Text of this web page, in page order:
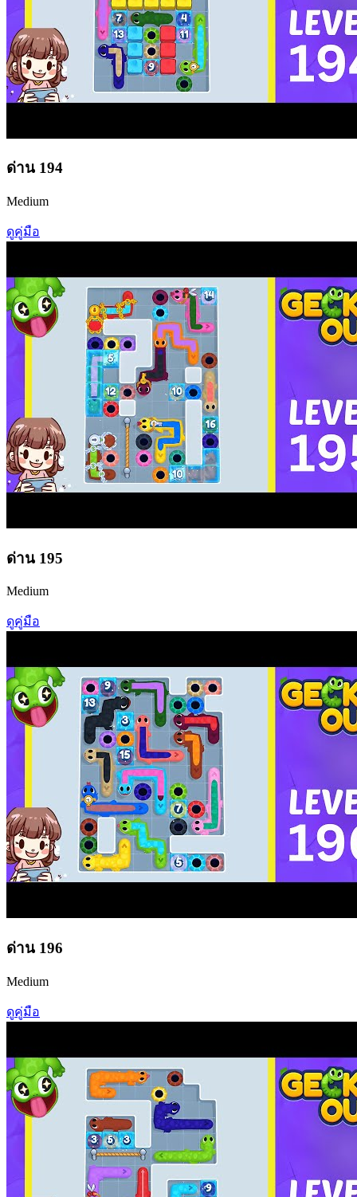
ด่าน 194
Medium
ดูคู่มือ
ด่าน 195
Medium
ดูคู่มือ
ด่าน 196
Medium
ดูคู่มือ